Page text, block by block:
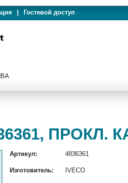
Гостевой доступ
ПРОКЛ.
Артикул: 4836361
Изготовитель: IVECO